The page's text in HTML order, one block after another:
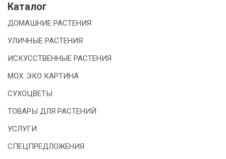
Каталог
ДОМАШНИЕ РАСТЕНИЯ
УЛИЧНЫЕ РАСТЕНИЯ
ИСКУССТВЕННЫЕ РАСТЕНИЯ
МОХ. ЭКО КАРТИНА
СУХОЦВЕТЫ
ТОВАРЫ ДЛЯ РАСТЕНИЙ
УСЛУГИ
СПЕЦПРЕДЛОЖЕНИЯ